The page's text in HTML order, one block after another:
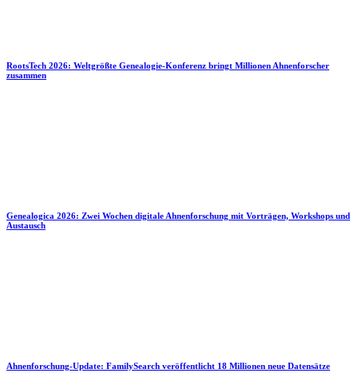
RootsTech 2026: Weltgrößte Genealogie-Konferenz bringt Millionen Ahnenforscher
zusammen
Genealogica 2026: Zwei Wochen digitale Ahnenforschung mit Vorträgen, Workshops und
Austausch
Ahnenforschung-Update: FamilySearch veröffentlicht 18 Millionen neue Datensätze